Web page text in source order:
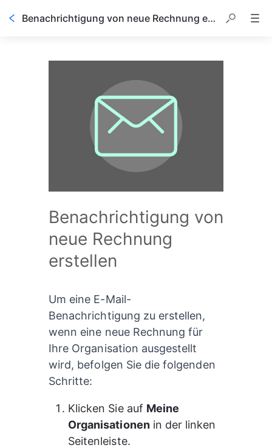
Benachrichtigung von neue Rechnung erstellen
Benachrichtigung von
neue Rechnung
erstellen
Um eine E-Mail-
Benachrichtigung zu erstellen,
wenn eine neue Rechnung für
Ihre Organisation ausgestellt
wird, befolgen Sie die folgenden
Schritte:
Klicken Sie auf Meine
Organisationen in der linken
Seitenleiste.